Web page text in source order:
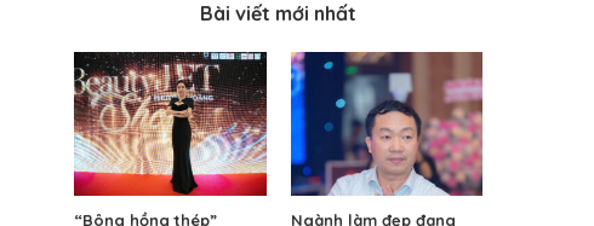
Bài viết mới nhất
“Bông hồng thép”
Ngành làm đẹp đang